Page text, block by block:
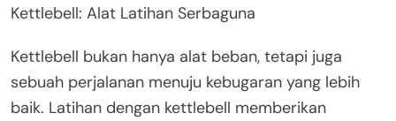
Kettlebell: Alat Latihan Serbaguna
Kettlebell bukan hanya alat beban, tetapi juga
sebuah perjalanan menuju kebugaran yang lebih
baik. Latihan dengan kettlebell memberikan